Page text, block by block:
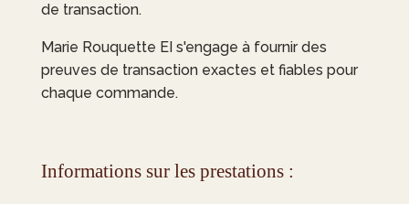
de transaction.
Marie Rouquette EIs'engage à fournir des
preuves de transaction exactes et fiables pour
chaque commande.
Informations sur les prestations :